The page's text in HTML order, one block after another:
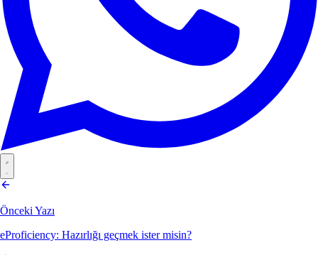
Önceki Yazı
eProficiency: Hazırlığı geçmek ister misin?